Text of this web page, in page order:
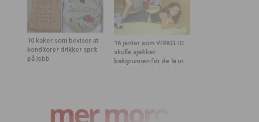
10 kaker som beviser at
konditorer drikker sprit
på jobb
16 jenter som VIRKELIG
skulle sjekket
bakgrunnen før de la ut...
mer moro